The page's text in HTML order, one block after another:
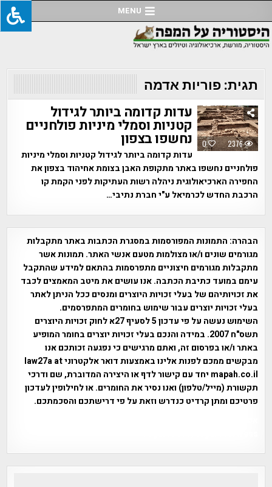
to
content
MENU
תגית:פוריות אדמה
0 2376
עדות קדומה ביותר לגידול
קטניות וסמלי מיניות פולחניים
נחשפו בצפון
עדות קדומה ביותר לגידול קטניות וסמלי מיניות
פולחניים נחשפו באתר מתקופת האבן בצומת אחיהוד בצפון את
החפירה הארכיאולוגית ניהלה רשות העתיקות לפני הקמת קו
הרכבת החדש לכרמיאל ע"י חברת נתיבי…
הבהרה: התמונות המפורסמות במסגרת הכתבות באתר מתקבלות
מגורמים שונים ו/או מצולמות מטעם אנשי האתר. תמונות אשר
מתקבלות מגורמים חיצוניים מתפרסמות בהתאם למידע שהתקבל
עימם במועד כתיבת הכתבה. אנו עושים את מיטב המאמצים לכבד
את זכויותיהם של בעלי זכויות היוצרים ומנסים ככל הניתן לאתר
בעלי זכויות יוצרים עבור שימוש בחומרים המתפרסמים.
השימוש נעשה על פי עדכון 5 לסעיף 27א לחוק זכויות היוצרים
תשס"ח 2007. במידה והנכם בעלי זכויות יוצרים בחומר המופיע
באתר ו/או בפרסום זה, ואתם מרגישים כי נפגעה זכותכם אנו
מבקשים ממכם לפנות אלינו באמצעות דואר אלקטרוני law27a at
mapah.co.il יחד עם קישור לדף או היצירה המדוברת, שם ודרכי
תקשורת (מייל/טלפון) ואנו נסיר את החומרים. או לחילופין לעדכון
פרטיכם ומתן קרדיט כנדרש וזאת על פי דרישתכם והסכמתכם.